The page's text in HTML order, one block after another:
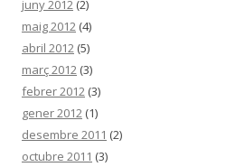
juny 2012 (2)
maig 2012 (4)
abril 2012 (5)
març 2012 (3)
febrer 2012 (3)
gener 2012 (1)
desembre 2011 (2)
octubre 2011 (3)